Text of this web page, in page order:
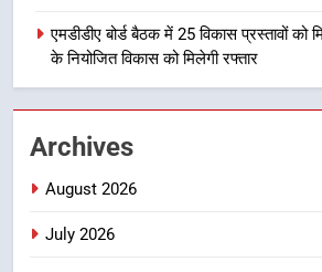
1
एमडीडीए बोर्ड बैठक में 25 विकास प्रस्तावों को
के नियोजित विकास को मिलेगी रफ्तार
Archives
August 2026
July 2026